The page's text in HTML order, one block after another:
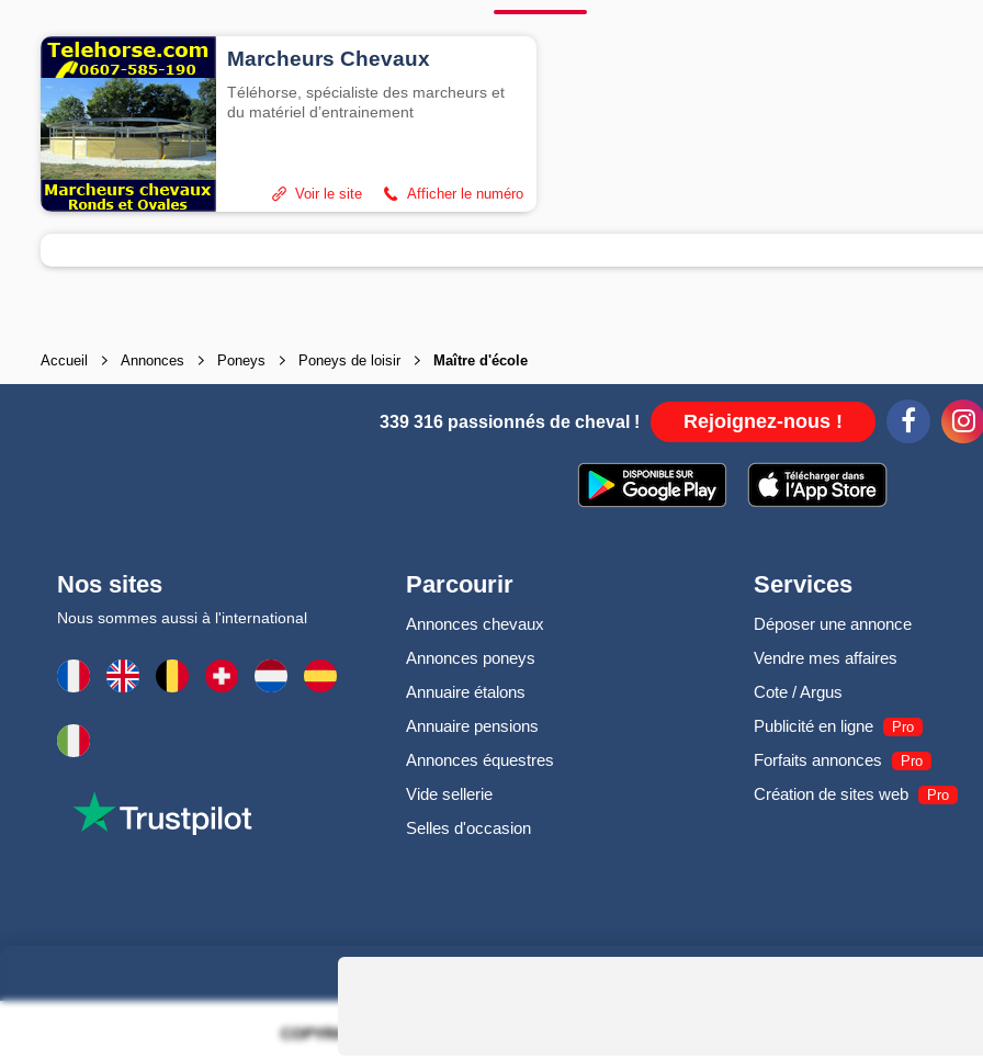
Marcheurs Chevaux
Téléhorse, spécialiste des marcheurs et
du matériel d’entrainement
Afficher le numéro
Voir le site
Accueil Annonces Poneys Poneys de loisir Maître d'école
339 316 passionnés de cheval ! Rejoignez-nous !
Nos sites
Nous sommes aussi à l'international
Parcourir
Annonces chevaux
Annonces poneys
Annuaire étalons
Annuaire pensions
Annonces équestres
Vide sellerie
Selles d'occasion
Services
Déposer une annonce
Vendre mes affaires
Cote / Argus
Publicité en ligne
Pro
Forfaits annonces Pro
Création de sites web Pro
COPYRIGHT 2006 - 2025 - EQUIRODI SAS - R.C.S. DOLE 504 811 373 - TVA FR00504811373 -